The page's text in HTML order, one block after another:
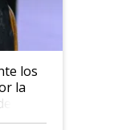
los
la
de
un